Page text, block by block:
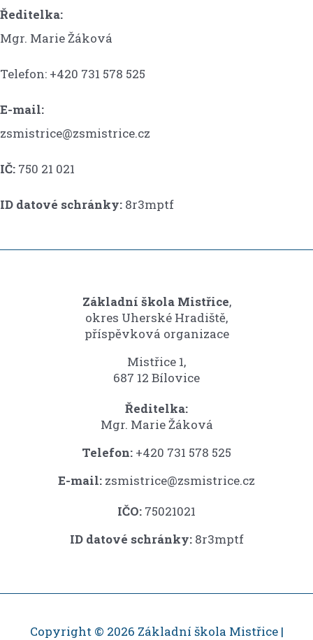
Ředitelka:
Mgr. Marie Žáková
Telefon: +420 731 578 525
E-mail:
zsmistrice@zsmistrice.cz
IČ: 750 21 021
ID datové schránky: 8r3mptf
Základní škola Mistřice,
okres Uherské Hradiště,
příspěvková organizace
Mistřice 1,
687 12 Bílovice
Ředitelka:
Mgr. Marie Žáková
Telefon: +420 731 578 525
E-mail: zsmistrice@zsmistrice.cz
IČO: 75021021
ID datové schránky:8r3mptf
Copyright © 2026 Základní škola Mistřice |